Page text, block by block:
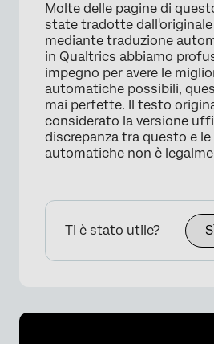
Molte delle pagine di
state tradotte
mediante traduzione
in Qualtrics abbiamo
impegno per avere le
automatiche possibili,
mai perfette. Il testo
considerato la versione
discrepanza tra questo e
automatiche non è
Ti è stato utile?